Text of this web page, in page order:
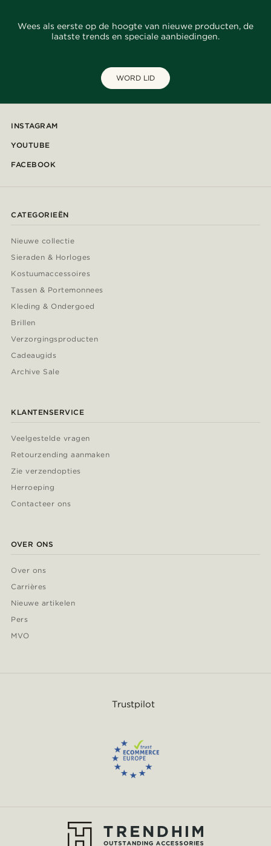
Wees als eerste op de hoogte van nieuwe producten, de
laatste trends en speciale aanbiedingen.
WORD LID
INSTAGRAM
YOUTUBE
FACEBOOK
CATEGORIEËN
Nieuwe collectie
Sieraden & Horloges
Kostuumaccessoires
Tassen & Portemonnees
Kleding & Ondergoed
Brillen
Verzorgingsproducten
Cadeaugids
Archive Sale
KLANTENSERVICE
Veelgestelde vragen
Retourzending aanmaken
Zie verzendopties
Herroeping
Contacteer ons
OVER ONS
Over ons
Carrières
Nieuwe artikelen
Pers
MVO
Trustpilot